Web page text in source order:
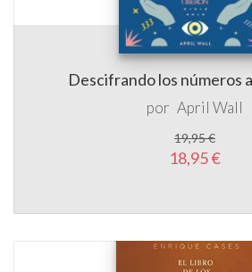
Descifrando los números
por April Wall
19,95 €
18,95 €